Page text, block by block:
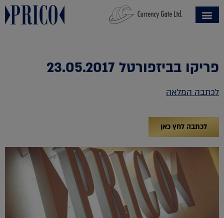
פריקו בביזפורטל 23.05.2017
לכתבה המלאה
לכתבה לחץ כאן